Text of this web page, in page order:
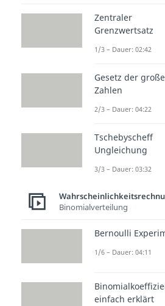
verteilt ist.
dein
Die beiden
bezeichnen,
gerechnet
q = 1.
Wenn du
hintereinander
du das eine
Zentraler
Grenzwertsatz
1/3 – Dauer: 02:42
Gesetz der
Zahlen
2/3 – Dauer: 04:22
Tschebyscheff
Ungleichung
3/3 – Dauer: 03:32
Binomialverteilung
Bernoulli
1/6 – Dauer: 04:11
einfach erklärt